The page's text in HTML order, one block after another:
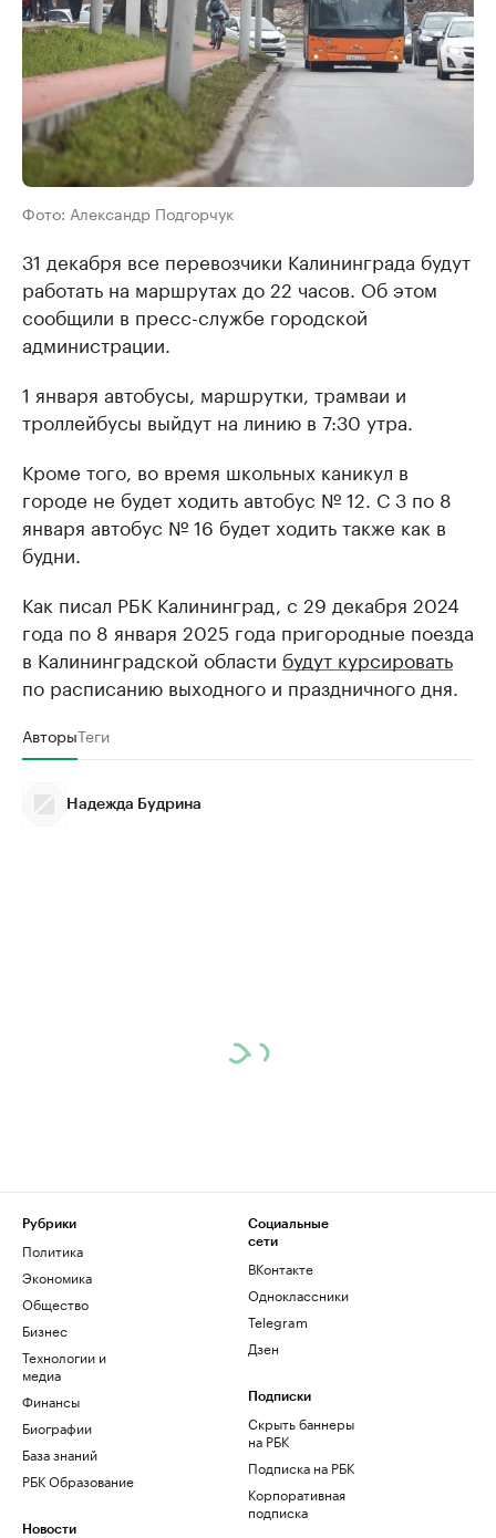
Фото: Александр Подгорчук
31 декабря все перевозчики Калининграда будут
работать на маршрутах до 22 часов. Об этом
сообщили в пресс-службе городской
администрации.
1 января автобусы, маршрутки, трамваи и
троллейбусы выйдут на линию в 7:30 утра.
Кроме того, во время школьных каникул в
городе не будет ходить автобус № 12. С 3 по 8
января автобус № 16 будет ходить также как в
будни.
Как писал РБК Калининград, с 29 декабря 2024
года по 8 января 2025 года пригородные поезда
в Калининградской области будут курсировать
по расписанию выходного и праздничного дня.
АвторыТеги
Надежда Будрина
Рубрики
Политика
Экономика
Общество
Бизнес
Технологии и
медиа
Финансы
Биографии
База знаний
РБК Образование
Новости
Социальные
сети
ВКонтакте
Одноклассники
Telegram
Дзен
Подписки
Скрыть баннеры
на РБК
Подписка на РБК
Корпоративная
подписка